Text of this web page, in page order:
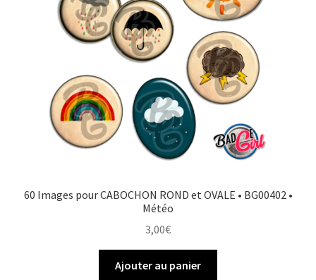
60 Images pour CABOCHON ROND et OVALE • BG00402 •
Météo
3,00€
Ajouter au panier